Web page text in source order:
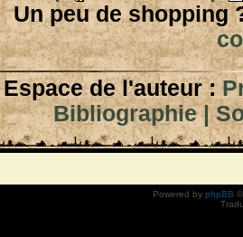
Un peu de shopping
Espace de l'auteur :
Bibliographie|
Powered by phpBB